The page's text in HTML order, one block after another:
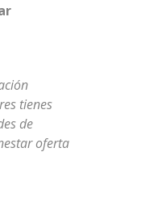
tienes
de
oferta